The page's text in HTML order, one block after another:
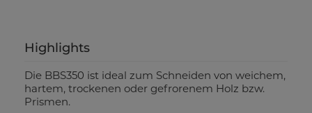
Highlights
Die BBS350 ist ideal zum Schneiden von weichem,
hartem, trockenen oder gefrorenem Holz bzw.
Prismen.